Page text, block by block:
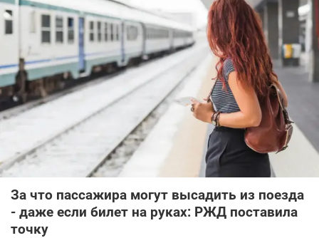
За что пассажира могут высадить из поезда
- даже если билет на руках: РЖД поставила
точку